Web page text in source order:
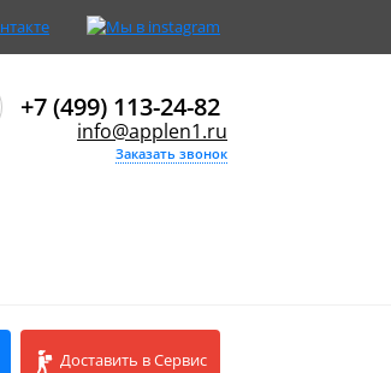
+7 (499) 113-24-82
info@applen1.ru
Заказать звонок
Доставить в Сервис